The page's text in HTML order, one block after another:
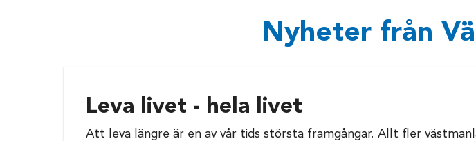
Nyheter från
Leva livet - hela livet
Att leva längre är en av vår tids största framgångar. Allt fler